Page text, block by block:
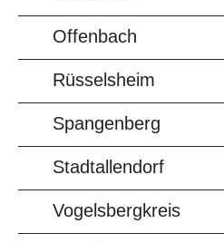
Offenbach
Rüsselsheim
Spangenberg
Stadtallendorf
Vogelsbergkreis